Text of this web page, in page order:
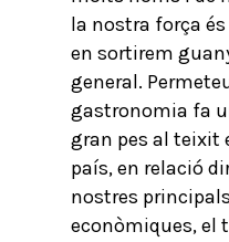
la nostra força
en sortirem
general.
gastronomia fa
gran pes al teixit
país, en relació
nostres
econòmiques, el